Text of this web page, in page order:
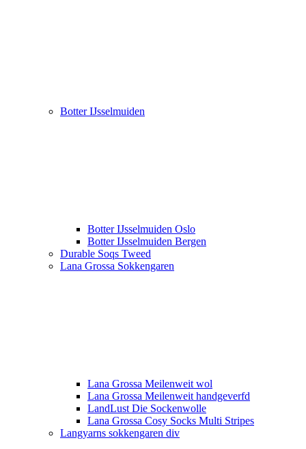
Botter IJsselmuiden
Botter IJsselmuiden Oslo
Botter IJsselmuiden Bergen
Durable Soqs Tweed
Lana Grossa Sokkengaren
Lana Grossa Meilenweit wol
Lana Grossa Meilenweit handgeverfd
LandLust Die Sockenwolle
Lana Grossa Cosy Socks Multi Stripes
Langyarns sokkengaren div